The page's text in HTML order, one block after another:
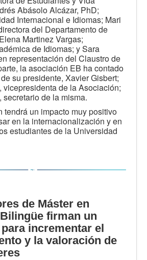
Abásolo Alcázar, PhD;
Internacional e Idiomas; Mari
del Departamento de
Martinez Vargas;
de Idiomas; y Sara
representación del Claustro de
la asociación EB ha contado
su presidente, Xavier Gisbert;
de la Asociación;
de la misma.
tendrá un impacto muy positivo
en la internacionalización y en
estudiantes de la Universidad
de Máster en
firman un
incrementar el
y la valoración de